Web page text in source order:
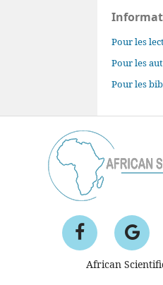
Pour les
Pour les
Pour les
African